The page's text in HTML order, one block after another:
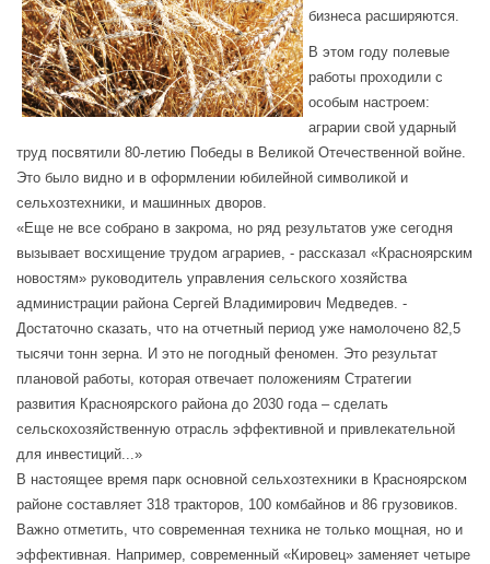
бизнеса расширяются.
В этом году полевые
работы проходили с
особым настроем:
аграрии свой ударный
труд посвятили 80-летию Победы в Великой Отечественной войне.
Это было видно и в оформлении юбилейной символикой и
сельхозтехники, и машинных дворов.
«Еще не все собрано в закрома, но ряд результатов уже сегодня
вызывает восхищение трудом аграриев, - рассказал «Красноярским
новостям» руководитель управления сельского хозяйства
администрации района Сергей Владимирович Медведев. -
Достаточно сказать, что на отчетный период уже намолочено 82,5
тысячи тонн зерна. И это не погодный феномен. Это результат
плановой работы, которая отвечает положениям Стратегии
развития Красноярского района до 2030 года – сделать
сельскохозяйственную отрасль эффективной и привлекательной
для инвестиций...»
В настоящее время парк основной сельхозтехники в Красноярском
районе составляет 318 тракторов, 100 комбайнов и 86 грузовиков.
Важно отметить, что современная техника не только мощная, но и
эффективная. Например, современный «Кировец» заменяет четыре